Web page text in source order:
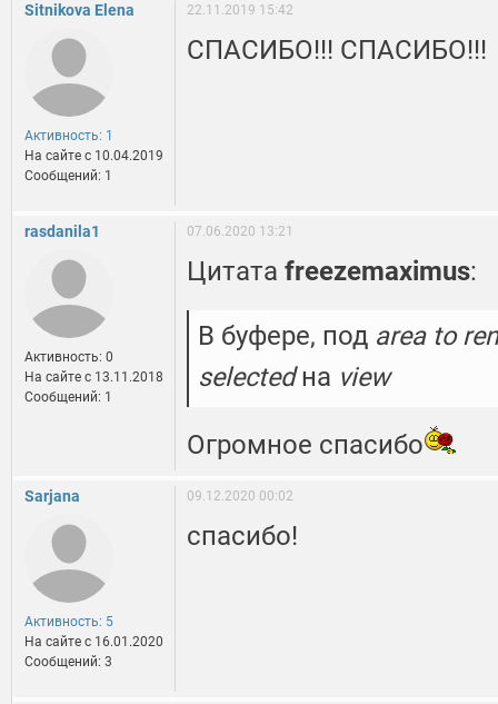
Sitnikova Elena
Активность: 1
На сайте c 10.04.2019
Сообщений: 1
22.11.2019 15:42
СПАСИБО!!!
rasdanila1
Активность: 0
На сайте c 13.11.2018
Сообщений: 1
07.06.2020 13:21
Цитата freezemaximus:
В буфере, под area to
selectedна view
Огромное спасибо
Sarjana
Активность: 5
На сайте c 16.01.2020
Сообщений: 3
09.12.2020 00:02
спасибо!